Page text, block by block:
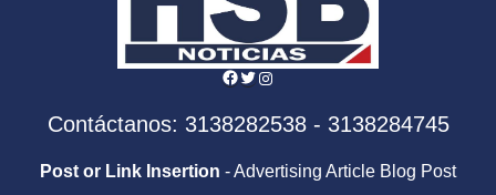
Facebook
Twitter
Instagram
Contáctanos: 3138282538 - 3138284745
Post or Link Insertion - Advertising Article Blog Post